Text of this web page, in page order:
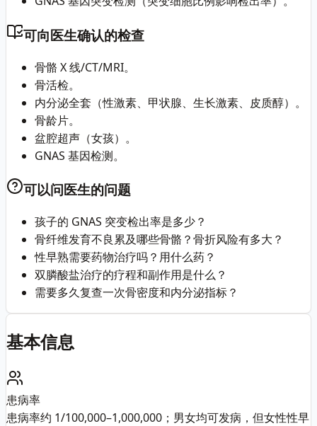
可向医生确认的检查
骨骼 X 线/CT/MRI。
骨活检。
内分泌全套（性激素、甲状腺、生长激素、皮质醇）。
骨龄片。
盆腔超声（女孩）。
GNAS 基因检测。
可以问医生的问题
孩子的 GNAS 突变检出率是多少？
骨纤维发育不良累及哪些骨骼？骨折风险有多大？
性早熟需要药物治疗吗？用什么药？
双膦酸盐治疗的疗程和副作用是什么？
需要多久复查一次骨密度和内分泌指标？
基本信息
患病率
患病率约 1/100,000–1,000,000；男女均可发病，但女性性早